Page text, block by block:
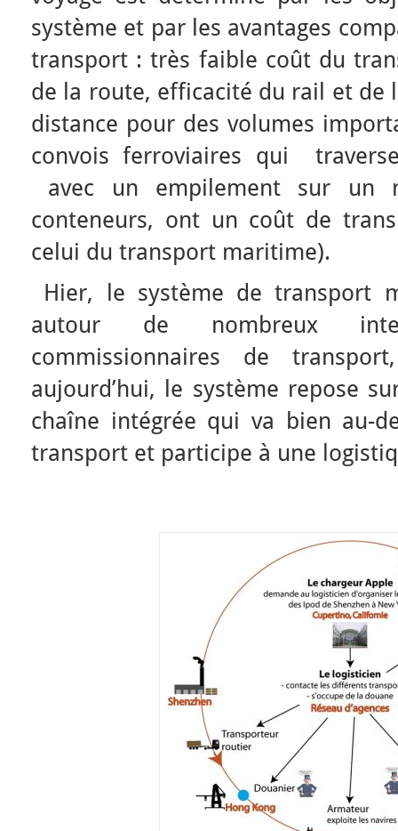
système et par les avantages
transport : très faible coût du
de la route, efficacité du rail et de
distance pour des volumes
convois ferroviaires qui
avec un empilement sur un
conteneurs, ont un coût de
celui du transport maritime).
Hier, le système de transport
autour de nombreux
commissionnaires de
aujourd’hui, le système repose
chaîne intégrée qui va bien au-
transport et participe à une